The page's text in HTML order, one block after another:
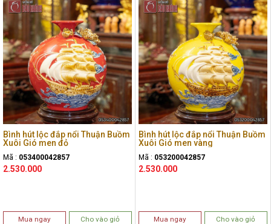
Bình hút lộc đắp nổi Thuận Buồm
Xuôi Gió men đỏ
Mã : 053400042857
2.530.000
Mua ngay Cho vào giỏ
Bình hút lộc đắp nổi Thuận Buồm
Xuôi Gió men vàng
Mã : 053200042857
2.530.000
Mua ngay Cho vào giỏ